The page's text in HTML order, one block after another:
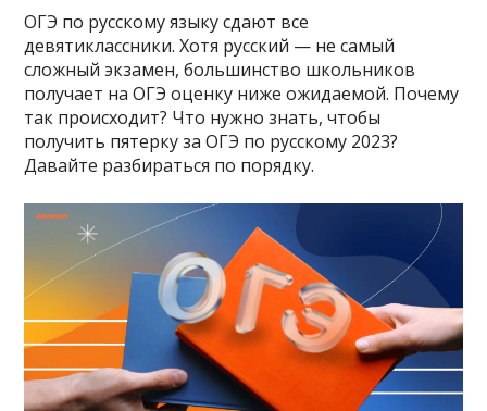
ОГЭ по русскому языку сдают все
девятиклассники. Хотя русский — не самый
сложный экзамен, большинство школьников
получает на ОГЭ оценку ниже ожидаемой. Почему
так происходит? Что нужно знать, чтобы
получить пятерку за ОГЭ по русскому 2023?
Давайте разбираться по порядку.